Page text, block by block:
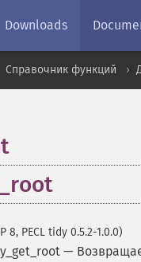
Downloads
Справочник функций
8, PECL tidy 0.5.2-1.0.0)
—